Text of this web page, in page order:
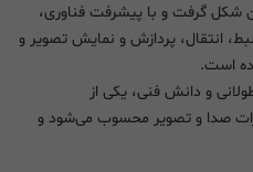
شکل گرفت و با پیشرفت فناوری،
انتقال، پردازش و نمایش تصویر و
است.
و دانش فنی، یکی از
صدا و تصویر محسوب می‌شود و